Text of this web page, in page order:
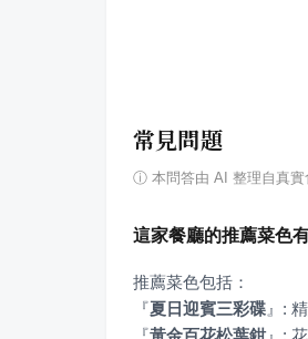
常見問題
ⓘ 本問答由 AI 整理自真實
這家餐廳的推薦菜色
『夏日迎賓三彩碟 』
『黃金百花松葉鉗』